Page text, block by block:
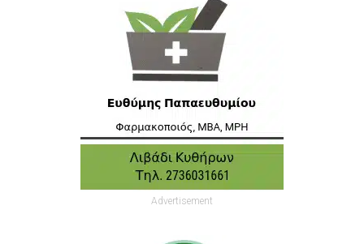
Advertisement